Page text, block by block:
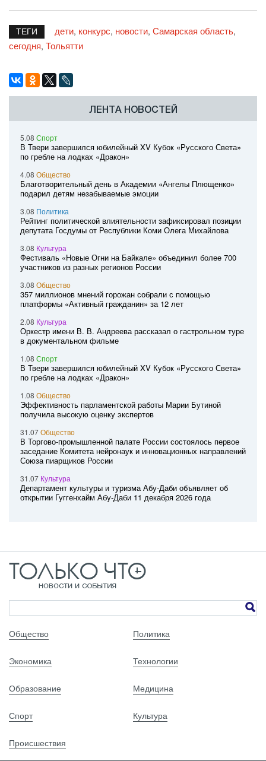
ТЕГИ дети, конкурс, новости, Самарская область,
сегодня, Тольятти
ЛЕНТА НОВОСТЕЙ
5.08 Спорт
В Твери завершился юбилейный XV Кубок «Русского Света»
по гребле на лодках «Дракон»
4.08 Общество
Благотворительный день в Академии «Ангелы Плющенко»
подарил детям незабываемые эмоции
3.08 Политика
Рейтинг политической влиятельности зафиксировал позиции
депутата Госдумы от Республики Коми Олега Михайлова
3.08 Культура
Фестиваль «Новые Огни на Байкале» объединил более 700
участников из разных регионов России
3.08 Общество
357 миллионов мнений горожан собрали с помощью
платформы «Активный гражданин» за 12 лет
2.08 Культура
Оркестр имени В. В. Андреева рассказал о гастрольном туре
в документальном фильме
1.08 Спорт
В Твери завершился юбилейный XV Кубок «Русского Света»
по гребле на лодках «Дракон»
1.08 Общество
Эффективность парламентской работы Марии Бутиной
получила высокую оценку экспертов
31.07Общество
В Торгово-промышленной палате России состоялось первое
заседание Комитета нейронаук и инновационных направлений
Союза пиарщиков России
31.07 Культура
Департамент культуры и туризма Абу-Даби объявляет об
открытии Гуггенхайм Абу-Даби 11 декабря 2026 года
Общество Политика
Экономика Технологии
Образование Медицина
Спорт Культура
Происшествия